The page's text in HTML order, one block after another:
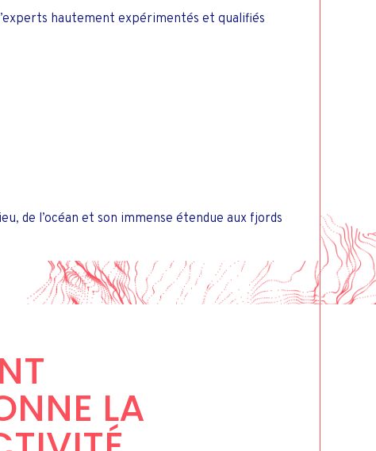
hautement expérimentés et qualifiés
de l’océan et son immense étendue aux fjords
LA